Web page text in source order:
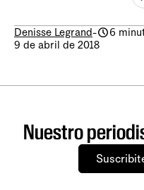
Denisse Legrand-
6
9 de abril de 2018
Nuestro